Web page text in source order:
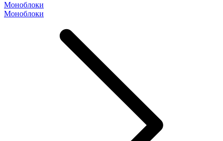
Моноблоки
Моноблоки